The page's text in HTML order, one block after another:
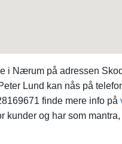
i Nærum på adressen
Lund kan nås på
finde mere info på
kunder og har som